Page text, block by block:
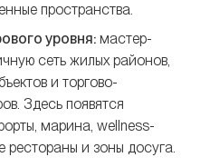
пространства.
уровня: мастер-
сеть жилых районов,
и торгово-
Здесь появятся
марина, wellness-
рестораны и зоны досуга.